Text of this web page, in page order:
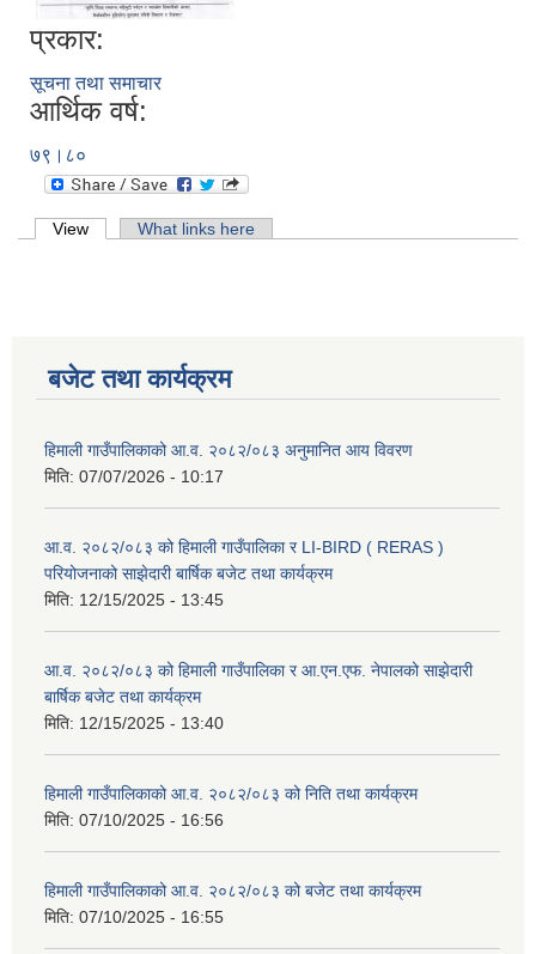
प्रकार:
सूचना तथा समाचार
आर्थिक वर्ष:
७९।८०
Primary tabs
View (active tab)What links here
बजेट तथा कार्यक्रम
हिमाली गाउँपालिकाको आ.व. २०८२/०८३ अनुमानित आय विवरण
मिति: 07/07/2026 - 10:17
आ.व. २०८२/०८३ को हिमाली गाउँपालिका र LI-BIRD ( RERAS )
परियोजनाको साझेदारी बार्षिक बजेट तथा कार्यक्रम
मिति: 12/15/2025 - 13:45
आ.व. २०८२/०८३ को हिमाली गाउँपालिका र आ.एन.एफ. नेपालको साझेदारी
बार्षिक बजेट तथा कार्यक्रम
मिति: 12/15/2025 - 13:40
हिमाली गाउँपालिकाको आ.व. २०८२/०८३ को निति तथा कार्यक्रम
मिति: 07/10/2025 - 16:56
हिमाली गाउँपालिकाको आ.व. २०८२/०८३ को बजेट तथा कार्यक्रम
मिति: 07/10/2025 - 16:55